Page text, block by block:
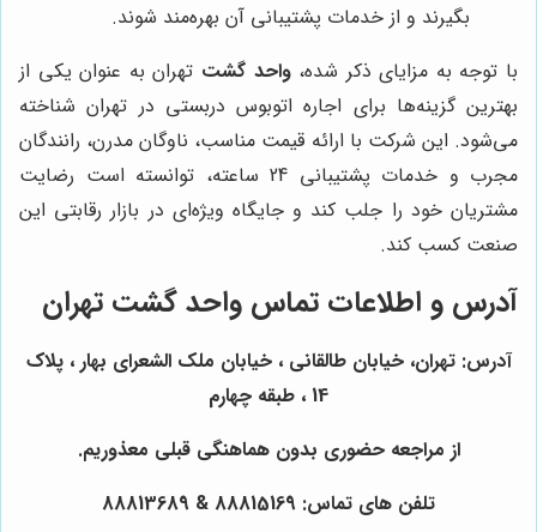
بگیرند و از خدمات پشتیبانی آن بهره‌مند شوند.
با توجه به مزایای ذکر شده،واحد گشت تهران به عنوان یکی از
بهترین گزینه‌ها برای اجاره اتوبوس دربستی در تهران شناخته
می‌شود. این شرکت با ارائه قیمت مناسب، ناوگان مدرن، رانندگان
مجرب و خدمات پشتیبانی 24 ساعته، توانسته است رضایت
مشتریان خود را جلب کند و جایگاه ویژه‌ای در بازار رقابتی این
صنعت کسب کند.
آدرس و اطلاعات تماس واحد گشت تهران
آدرس: تهران، خیابان طالقانی ، خیابان ملک الشعرای بهار ، پلاک
14 ، طبقه چهارم
از مراجعه حضوری بدون هماهنگی قبلی معذوریم.
تلفن های تماس: 88815169 & 88813689